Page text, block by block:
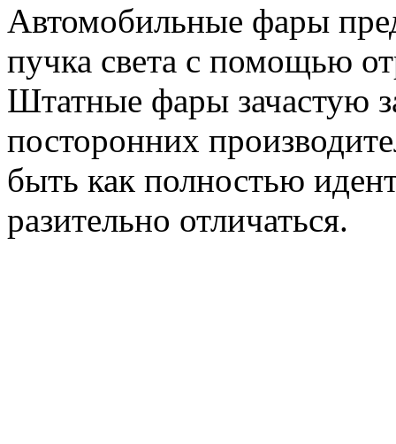
Автомобильные фары
пучка света с помощью
Штатные фары зачастую
посторонних
быть как полностью
разительно